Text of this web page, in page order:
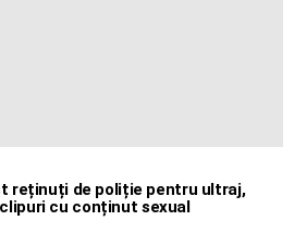
reținuți de poliție pentru ultraj,
cu conținut sexual